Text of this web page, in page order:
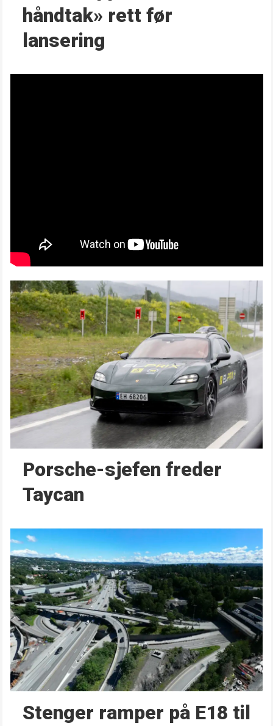
håndtak» rett før
lansering
Porsche-sjefen freder
Taycan
Stenger ramper på E18 til